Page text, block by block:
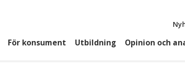
För konsument Utbildning Opinion och